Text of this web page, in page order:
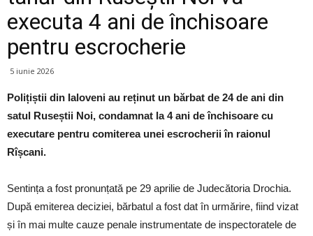
executa 4 ani de închisoare
pentru escrocherie
5 iunie 2026
Polițiștii din Ialoveni au reținut un bărbat de 24 de ani din
satul Ruseștii Noi, condamnat la 4 ani de închisoare cu
executare pentru comiterea unei escrocherii în raionul
Rîșcani.
Sentința a fost pronunțată pe 29 aprilie de Judecătoria Drochia.
După emiterea deciziei, bărbatul a fost dat în urmărire, fiind vizat
și în mai multe cauze penale instrumentate de inspectoratele de